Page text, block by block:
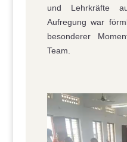
und Lehrkräfte
Aufregung war
besonderer
Team.